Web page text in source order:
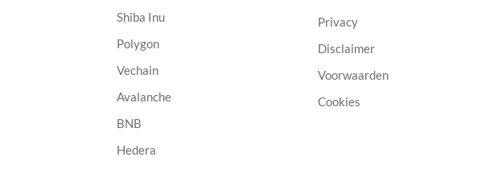
Shiba Inu
Polygon
Vechain
Avalanche
BNB
Hedera
Privacy
Disclaimer
Voorwaarden
Cookies